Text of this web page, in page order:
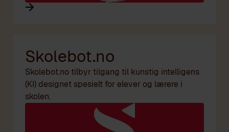
Skolebot.no
Skolebot.no tilbyr tilgang til kunstig intelligens
(KI) designet spesielt for elever og lærere i
skolen.